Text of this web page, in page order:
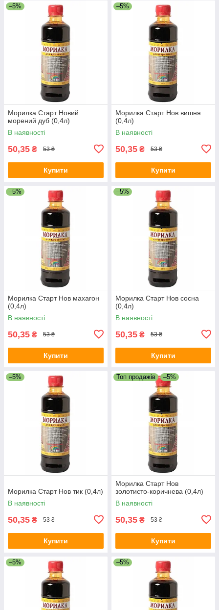
–5%
Морилка Старт Новий
морений дуб (0,4л)
В наявності
50,35 ₴ 53 ₴
Купити
–5%
Морилка Старт Нов вишня
(0,4л)
В наявності
50,35 ₴ 53 ₴
Купити
–5%
Морилка Старт Нов махагон
(0,4л)
В наявності
50,35 ₴ 53 ₴
Купити
–5%
Морилка Старт Нов сосна
(0,4л)
В наявності
50,35 ₴ 53 ₴
Купити
–5%
Морилка Старт Нов тик (0,4л)
В наявності
50,35 ₴ 53 ₴
Купити
Топ продажів –5%
Морилка Старт Нов
золотисто-коричнева (0,4л)
В наявності
50,35 ₴ 53 ₴
Купити
–5% –5%